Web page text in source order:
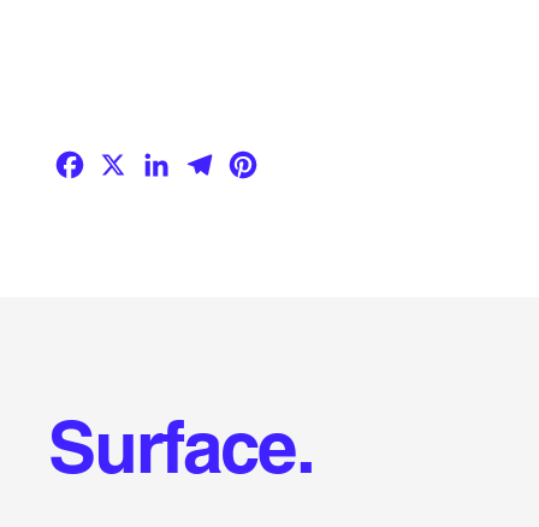
Facebook
X LinkedIn
Telegram
Surface.